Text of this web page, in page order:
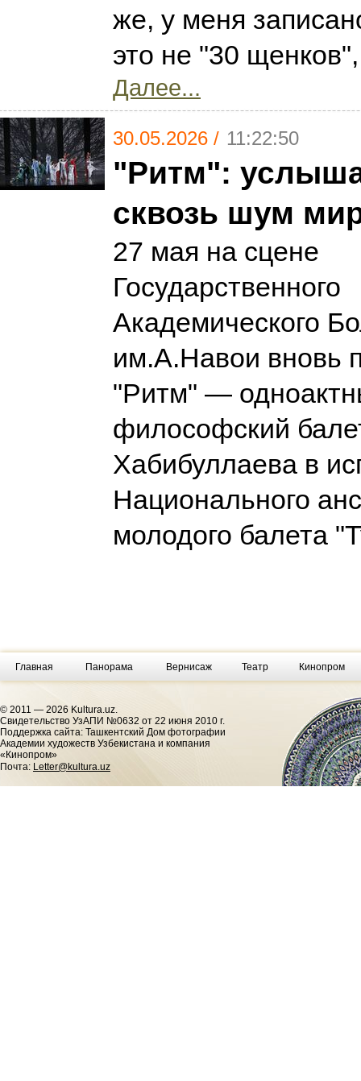
же, у меня
это не "30
Далее...
30.05.2026 / 11:22:50
"Ритм":
сквозь шум
27 мая на сцене
Государственного
Академического
им.А.Навои вновь
"Ритм" —
философский
Хабибуллаева в
Национального
молодого балета
Главная Панорама Вернисаж Театр Кинопром
© 2011 — 2026 Kultura.uz.
Cвидетельство УзАПИ №0632 от 22 июня 2010 г.
Поддержка сайта: Ташкентский Дом фотографии
Академии художеств Узбекистана и компания
«Кинопром»
Почта: Letter@kultura.uz